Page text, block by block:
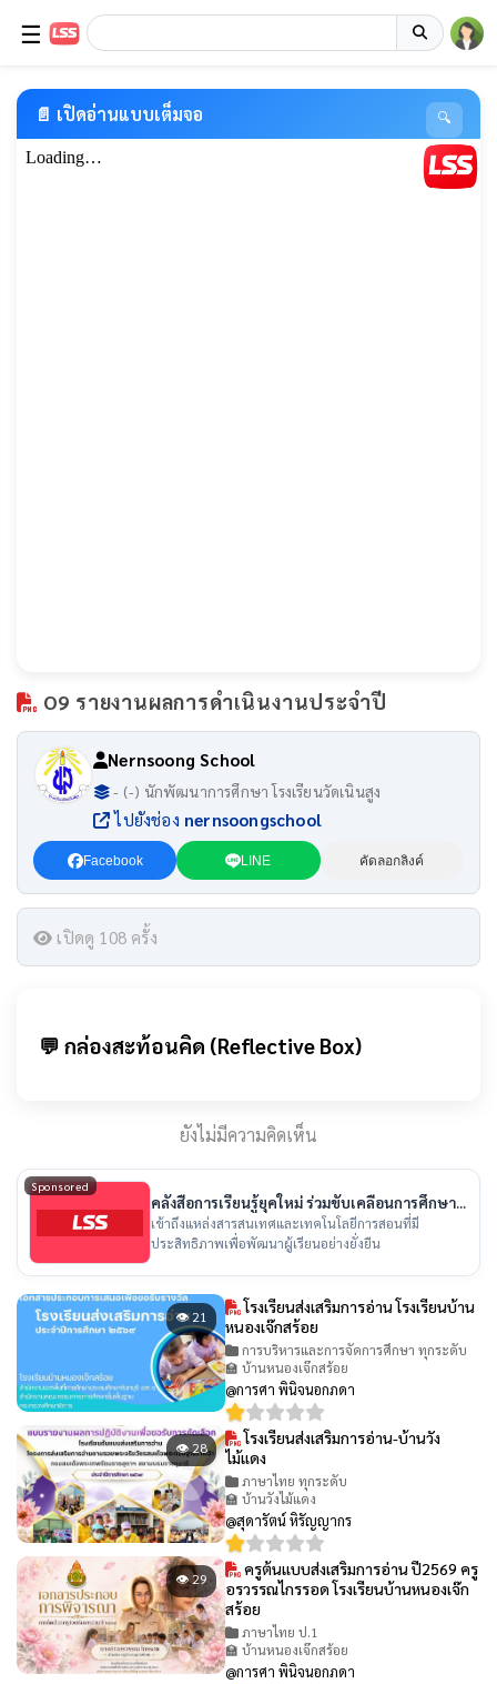
☰
📄 เปิดอ่านแบบเต็มจอ 🔍
O9 รายงานผลการดำเนินงานประจำปี
Nernsoong School
- (-) นักพัฒนาการศึกษา โรงเรียนวัดเนินสูง
ไปยังช่อง nernsoongschool
Facebook LINE คัดลอกลิงค์
เปิดดู 108 ครั้ง
💬 กล่องสะท้อนคิด (Reflective Box)
ยังไม่มีความคิดเห็น
Sponsored
คลังสื่อการเรียนรู้ยุคใหม่ ร่วมขับเคลื่อนการศึกษา
ไทย
เข้าถึงแหล่งสารสนเทศและเทคโนโลยีการสอนที่มี
ประสิทธิภาพเพื่อพัฒนาผู้เรียนอย่างยั่งยืน
👁 21
โรงเรียนส่งเสริมการอ่าน โรงเรียนบ้าน
หนองเจ๊กสร้อย
การบริหารและการจัดการศึกษา ทุกระดับ
🏫 บ้านหนองเจ๊กสร้อย
@การศา พินิจนอกภดา
👁 28
โรงเรียนส่งเสริมการอ่าน-บ้านวัง
ไม้แดง
ภาษาไทย ทุกระดับ
🏫 บ้านวังไม้แดง
@สุดารัตน์ หิรัญญากร
👁 29
ครูต้นแบบส่งเสริมการอ่าน ปี2569 ครู
อรวรรณไกรรอด โรงเรียนบ้านหนองเจ๊ก
สร้อย
ภาษาไทย ป.1
🏫 บ้านหนองเจ๊กสร้อย
@การศา พินิจนอกภดา